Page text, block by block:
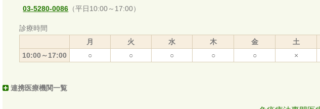
03-5280-0086 （平日10:00～17:00）
診療時間
月
火 水 木 金 土
10:00～17:00
○ ○ ○ ○ ○ ×
連携医療機関一覧